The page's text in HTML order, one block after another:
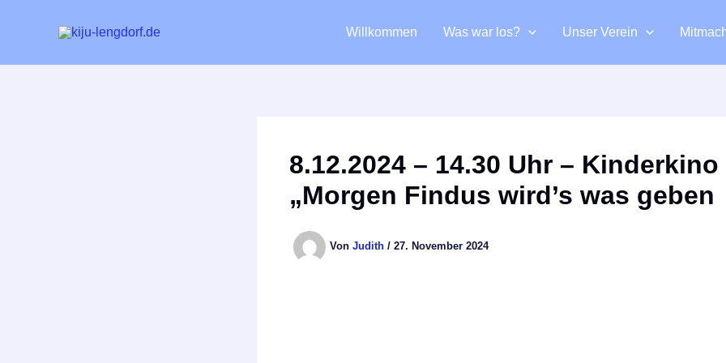
Willkommen Was war los? Unser Verein
8.12.2024 – 14.30 Uhr – Kinderkino
„Morgen Findus wird’s was geben
Von Judith / 27. November 2024